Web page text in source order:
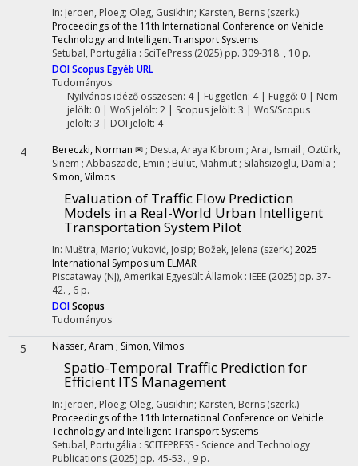
In: Jeroen, Ploeg; Oleg, Gusikhin; Karsten, Berns (szerk.)
Proceedings of the 11th International Conference on Vehicle
Technology and Intelligent Transport Systems
Setubal, Portugália : SciTePress (2025) pp. 309-318. , 10 p.
DOIScopus Egyéb URL
Tudományos
Nyilvános idéző összesen: 4| Független: 4 | Függő: 0 | Nem
jelölt: 0 | WoS jelölt: 2 | Scopus jelölt: 3 | WoS/Scopus
jelölt: 3 | DOI jelölt: 4
4 Bereczki, Norman ✉ ; Desta, Araya Kibrom ; Arai, Ismail ; Öztürk,
Sinem ; Abbaszade, Emin ; Bulut, Mahmut ; Silahsizoglu, Damla ;
Simon, Vilmos
Evaluation of Traffic Flow Prediction
Models in a Real-World Urban Intelligent
Transportation System Pilot
In: Muštra, Mario; Vuković, Josip; Božek, Jelena (szerk.)2025
International Symposium ELMAR
Piscataway (NJ), Amerikai Egyesült Államok : IEEE (2025) pp. 37-
42. , 6 p.
DOIScopus
Tudományos
5 Nasser, Aram ; Simon, Vilmos
Spatio-Temporal Traffic Prediction for
Efficient ITS Management
In: Jeroen, Ploeg; Oleg, Gusikhin; Karsten, Berns (szerk.)
Proceedings of the 11th International Conference on Vehicle
Technology and Intelligent Transport Systems
Setubal, Portugália : SCITEPRESS - Science and Technology
Publications (2025) pp. 45-53. , 9 p.